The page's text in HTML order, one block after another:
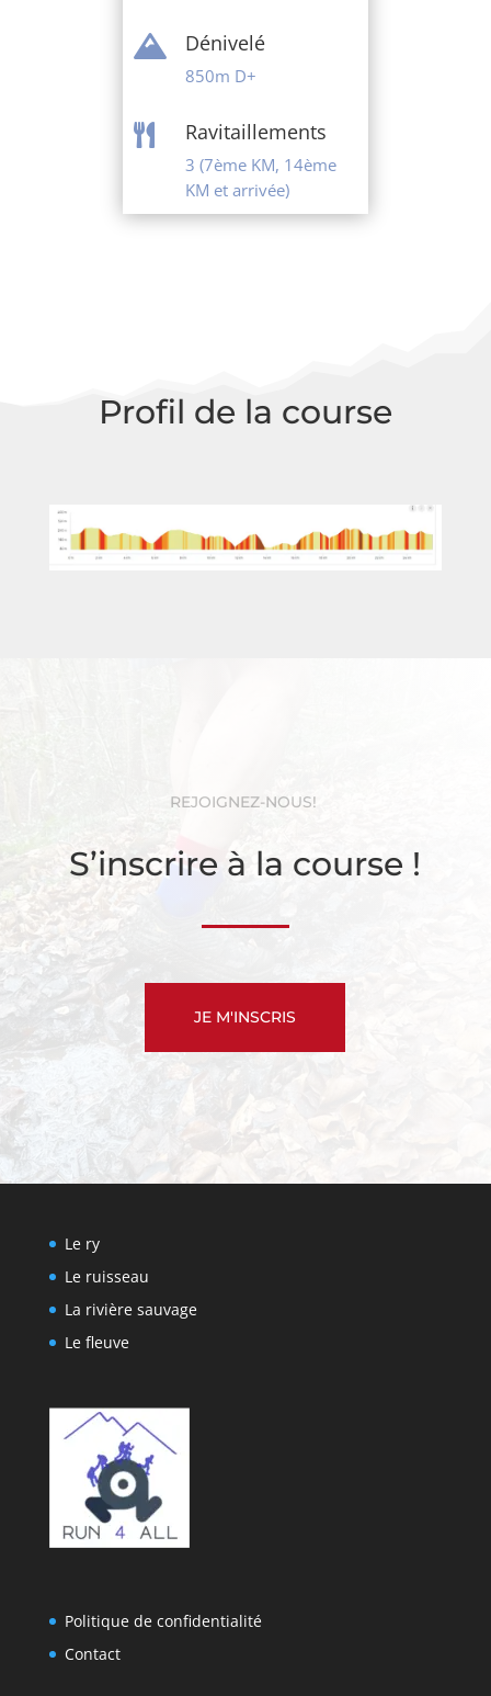
 Dénivelé
850m D+
 Ravitaillements
3 (7ème KM, 14ème
KM et arrivée)
Profil de la course
REJOIGNEZ-NOUS!
S’inscrire à la course !
JE M'INSCRIS
Le ry
Le ruisseau
La rivière sauvage
Le fleuve
Politique de confidentialité
Contact